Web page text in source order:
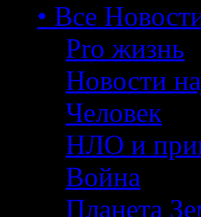
• Все
Pro жизнь
Новости
Человек
НЛО и
Война
Планета